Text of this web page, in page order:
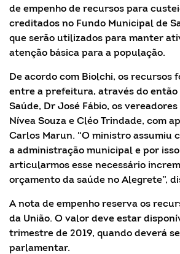
de empenho de recursos para
creditados no Fundo Municipal de
que serão utilizados para manter
atenção básica para a população.
De acordo com Biolchi, os recursos
entre a prefeitura, através do então
Saúde, Dr José Fábio, os
Nívea Souza e Cléo Trindade, com
Carlos Marun. “O ministro assumiu
a administração municipal e por
articularmos esse necessário
orçamento da saúde no Alegrete”,
A nota de empenho reserva os
da União. O valor deve estar
trimestre de 2019, quando deverá
parlamentar.